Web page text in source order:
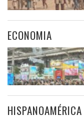
ECONOMIA
HISPANOAMÉRICA